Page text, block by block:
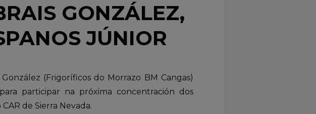
GONZÁLEZ,
JÚNIOR
(Frigoríficos do Morrazo BM Cangas)
participar na próxima concentración dos
de Sierra Nevada.